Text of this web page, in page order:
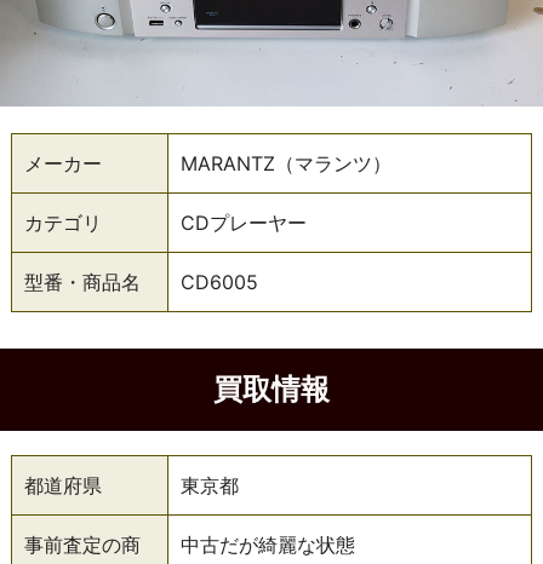
メーカー MARANTZ（マランツ）
カテゴリ CDプレーヤー
型番・商品名 CD6005
買取情報
都道府県 東京都
事前査定の商
中古だが綺麗な状態